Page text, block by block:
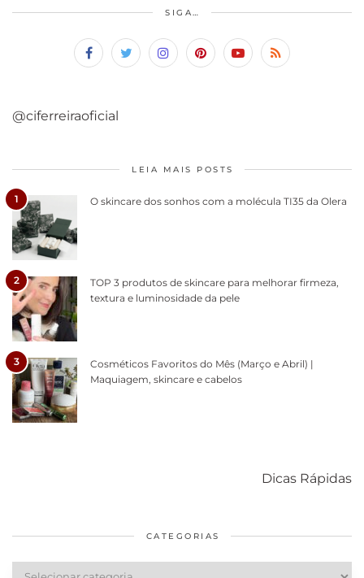
SIGA…
@ciferreiraoficial
LEIA MAIS POSTS
1 O skincare dos sonhos com a molécula TI35 da Olera
2
TOP 3 produtos de skincare para melhorar firmeza,
textura e luminosidade da pele
3
Cosméticos Favoritos do Mês (Março e Abril) |
Maquiagem, skincare e cabelos
Dicas Rápidas
diários
cabelos
CATEGORIAS
Categorias